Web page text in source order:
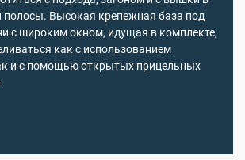
полосы. Высокая крепежная база под
с широким окном, идущая в комплекте,
как с использованием
и с помощью открытых прицельных